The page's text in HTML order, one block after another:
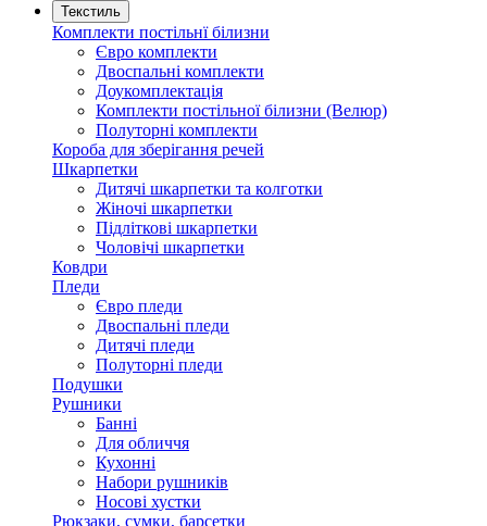
Текстиль
Комплекти постільнї білизни
Євро комплекти
Двоспальні комплекти
Доукомплектація
Комплекти постільної білизни (Велюр)
Полуторні комплекти
Короба для зберігання речей
Шкарпетки
Дитячі шкарпетки та колготки
Жіночі шкарпетки
Підліткові шкарпетки
Чоловічі шкарпетки
Ковдри
Пледи
Євро пледи
Двоспальні пледи
Дитячі пледи
Полуторні пледи
Подушки
Рушники
Банні
Для обличчя
Кухонні
Набори рушників
Носові хустки
Рюкзаки, сумки, барсетки